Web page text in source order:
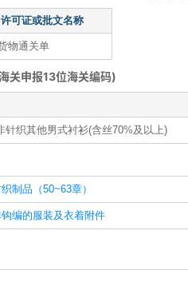
许可证或批文名称
物通关单
关申报13位海关编码)
针织其他男式衬衫(含丝70%及以上)
制品（50~63章）
编的服装及衣着附件